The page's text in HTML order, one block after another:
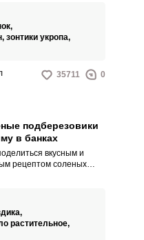
можно дегустировать.
зонтики укропа,
35711 0
подберезовики
в банках
вкусным и
рецептом соленых
не только
нужно
экземпляры среднего
растительное,